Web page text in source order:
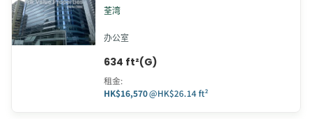
荃湾
办公室
634 ft²(G)
租金:
HK$16,570@HK$26.14 ft²